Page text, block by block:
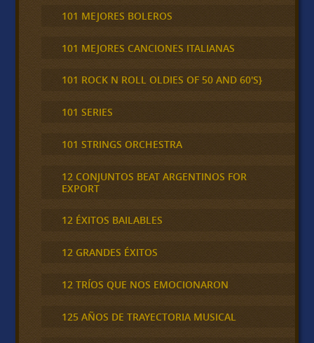
101 MEJORES BOLEROS
101 MEJORES CANCIONES ITALIANAS
101 ROCK N ROLL OLDIES OF 50 AND 60'S}
101 SERIES
101 STRINGS ORCHESTRA
12 CONJUNTOS BEAT ARGENTINOS FOR
EXPORT
12 ÉXITOS BAILABLES
12 GRANDES ÉXITOS
12 TRÍOS QUE NOS EMOCIONARON
125 AÑOS DE TRAYECTORIA MUSICAL